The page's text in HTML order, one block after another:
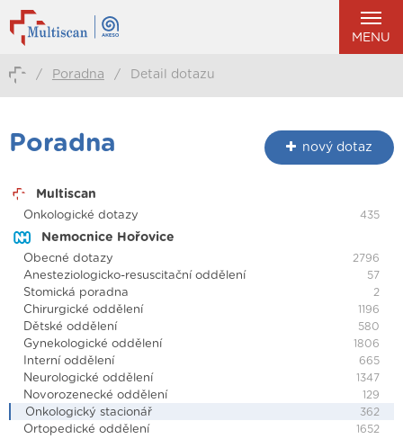
MENU
/ Poradna / Detail dotazu
Poradna nový dotaz
Multiscan
Onkologické dotazy 435
Nemocnice Hořovice
Obecné dotazy 2796
Anesteziologicko-resuscitační oddělení 57
Stomická poradna 2
Chirurgické oddělení 1196
Dětské oddělení 580
Gynekologické oddělení 1806
Interní oddělení 665
Neurologické oddělení 1347
Novorozenecké oddělení 129
Onkologický stacionář 362
Ortopedické oddělení 1652